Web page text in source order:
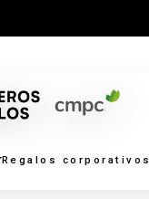
Regalos corporativos